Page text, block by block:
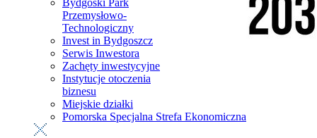
Bydgoski Park
Przemysłowo-
Technologiczny
Invest in Bydgoszcz
Serwis Inwestora
Zachęty inwestycyjne
Instytucje otoczenia
biznesu
Miejskie działki
Pomorska Specjalna Strefa Ekonomiczna